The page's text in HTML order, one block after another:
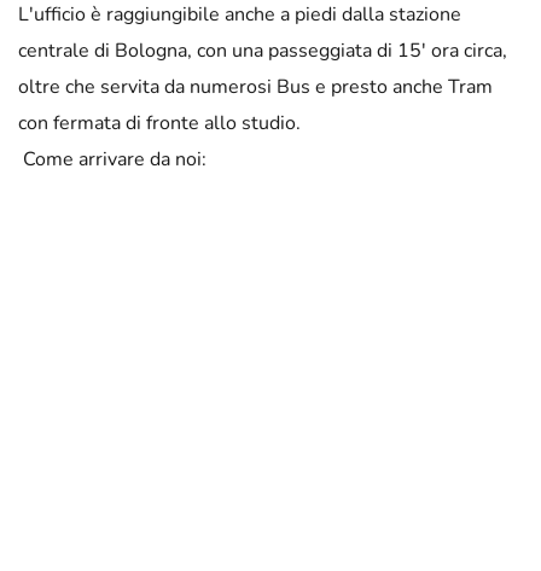
L'ufficio è raggiungibile anche a piedi dalla stazione
centrale di Bologna, con una passeggiata di 15' ora circa,
oltre che servita da numerosi Bus e presto anche Tram
con fermata di fronte allo studio.
Come arrivare da noi: